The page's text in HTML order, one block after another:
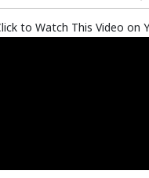
to Watch This Video on